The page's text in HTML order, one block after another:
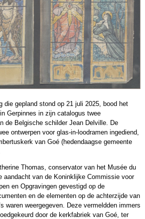
die gepland stond op 21 juli 2025, bood het
Gerpinnes in zijn catalogus twee
de Belgische schilder Jean Delville. De
ontwerpen voor glas-in-loodramen ingediend,
van Goé (hedendaagse gemeente
Thomas, conservator van het Musée du
aandacht van de Koninklijke Commissie voor
en Opgravingen gevestigd op de
en de elementen op de achterzijde van
waren weergegeven. Deze vermeldden immers
door de kerkfabriek van Goé, ter